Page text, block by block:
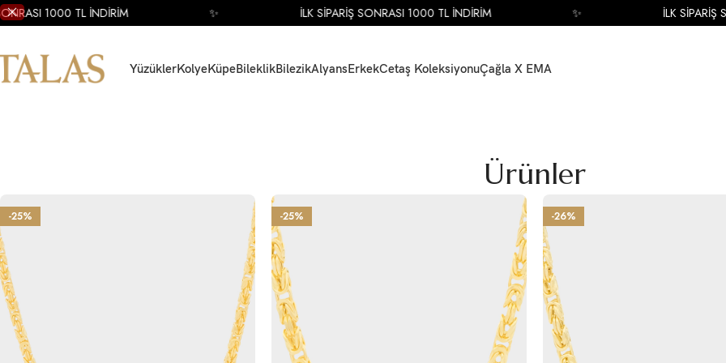
YüzüklerKolyeKüpeBileklikBilezikAlyansErkekCetaş KoleksiyonuÇağla X EMA
Ürünler
-25% -25% -26%
1000 TL İNDİRİM İLK SİPARİŞ SONRASI 1000 TL İNDİRİM İLK SİPARİŞ